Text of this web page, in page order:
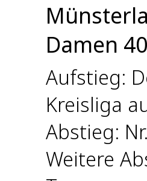
Damen
Aufstieg:
Kreisliga
Abstieg:
Weitere